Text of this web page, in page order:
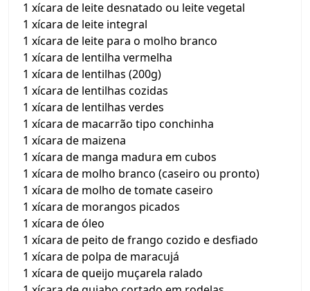
1 xícara de leite desnatado ou leite vegetal
1 xícara de leite integral
1 xícara de leite para o molho branco
1 xícara de lentilha vermelha
1 xícara de lentilhas (200g)
1 xícara de lentilhas cozidas
1 xícara de lentilhas verdes
1 xícara de macarrão tipo conchinha
1 xícara de maizena
1 xícara de manga madura em cubos
1 xícara de molho branco (caseiro ou pronto)
1 xícara de molho de tomate caseiro
1 xícara de morangos picados
1 xícara de óleo
1 xícara de peito de frango cozido e desfiado
1 xícara de polpa de maracujá
1 xícara de queijo muçarela ralado